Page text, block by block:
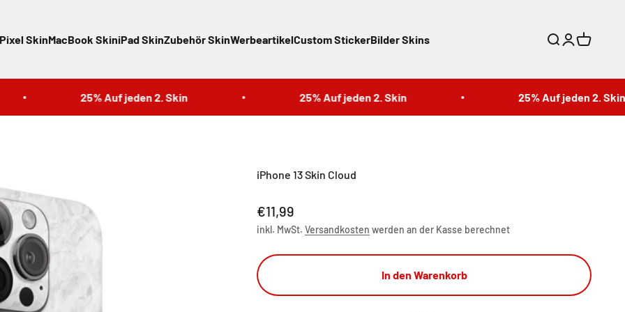
Pixel SkinMacBook SkiniPad SkinZubehör SkinWerbeartikelCustom StickerBilder Skins SucheAnmelden
25% Auf jeden 2. Skin 25% Auf jeden 2. Skin 25% Auf jeden 2. Skin
iPhone 13 Skin Cloud
Angebot
€11,99
inkl. MwSt. Versandkosten werden an der Kasse berechnet
In den Warenkorb